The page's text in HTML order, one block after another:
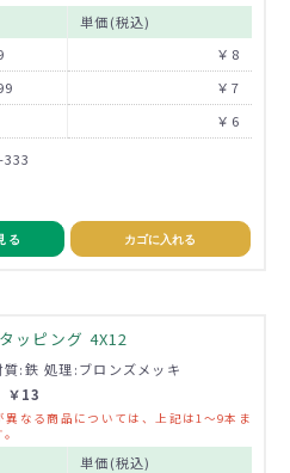
単価(税込)
￥8
￥7
￥6
る カゴに入れる
ッピング 4X12
:鉄 処理:ブロンズメッキ
￥13
なる商品については、上記は1～9本ま
単価(税込)